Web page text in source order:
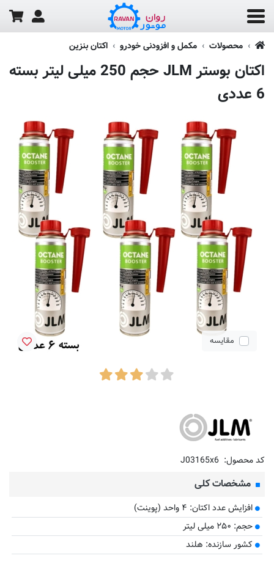
محصولات مکمل و افزودنی خودرو اکتان بنزین
اکتان بوستر JLM حجم 250 میلی لیتر بسته
6 عددی
مقایسه
کد محصول: J03165x6
مشخصات کلی
افزایش عدد اکتان: ۴ واحد (پوینت)
حجم: ۲۵۰ میلی لیتر
کشور سازنده: هلند